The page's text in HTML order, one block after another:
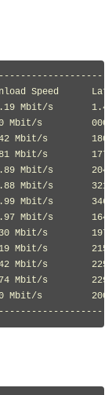
Speed
Mbit/s
Mbit/s
Mbit/s
Mbit/s
Mbit/s
Mbit/s
Mbit/s
Mbit/s
Mbit/s
Mbit/s
Mbit/s
Mbit/s
Mbit/s